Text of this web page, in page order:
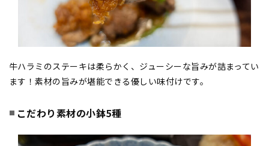
牛ハラミのステーキは柔らかく、ジューシーな旨みが詰まってい
ます！素材の旨みが堪能できる優しい味付けです。
こだわり素材の小鉢5種